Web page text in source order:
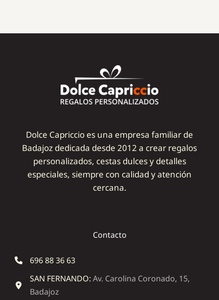
Dolce Capriccio es una empresa familiar de
Badajoz dedicada desde 2012 a crear regalos
personalizados, cestas dulces y detalles
especiales, siempre con calidad y atención
cercana.
Contacto
696 88 36 63
SAN FERNANDO: Av. Carolina Coronado, 15,
Badajoz